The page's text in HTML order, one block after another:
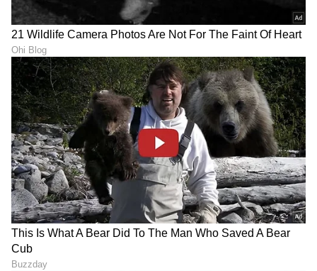
ಸಾಮಾನ್ಯ ಜನರಿಗೆ ಶಾಕ್‌ ನೀಡಿದ
ಮಾರುತಿ ಸುಜುಕಿ, ನೆಚ್ಚಿನ
ಮೈಲೇಜ್‌ ಕಾರುಗಳ ಬೆಲೆಯಲ್ಲಿ
ಭಾರೀ ಏರಿಕೆ
ಕೇವಲ 8 ಲಕ್ಷದಿಂದ ಎಲೆಕ್ಟ್ರಿಕ್
ಕಾರುಗಳು! ಕಡಿಮೆ ಬಜೆಟ್‌ನ ಬೆಸ್ಟ್
EVಗಳು ಇವೇ ನೋಡಿ!
ಕೇವಲ 30 ಕಾರು ಮಾತ್ರ ಲಭ್ಯ, 6